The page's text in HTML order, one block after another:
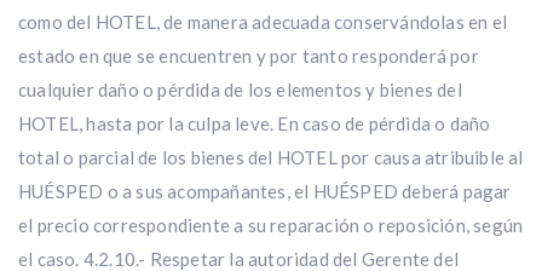
como del HOTEL, de manera adecuada conservándolas en el
estado en que se encuentren y por tanto responderá por
cualquier daño o pérdida de los elementos y bienes del
HOTEL, hasta por la culpa leve. En caso de pérdida o daño
total o parcial de los bienes del HOTEL por causa atribuible al
HUÉSPED o a sus acompañantes, el HUÉSPED deberá pagar
el precio correspondiente a su reparación o reposición, según
el caso. 4.2.10.- Respetar la autoridad del Gerente del